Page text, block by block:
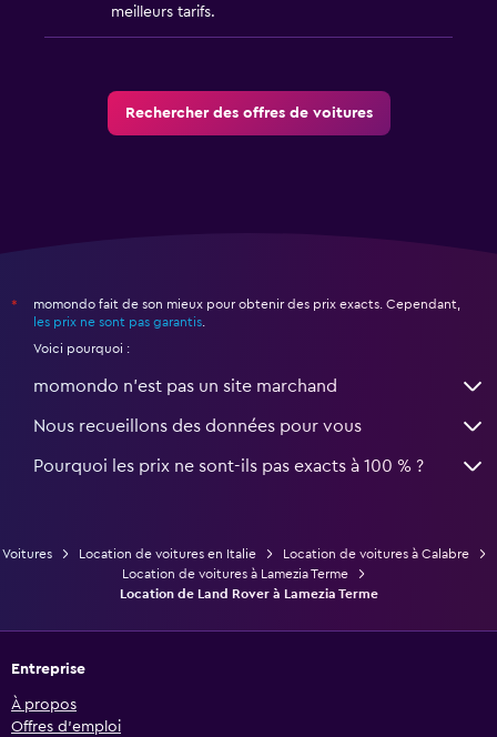
meilleurs tarifs.
Rechercher des offres de voitures
*
momondo fait de son mieux pour obtenir des prix exacts. Cependant,
les prix ne sont pas garantis
Voici pourquoi :
momondo n'est pas un site marchand
Nous recueillons des données pour vous
Pourquoi les prix ne sont-ils pas exacts à 100 % ?
Voitures Location de voitures en Italie
Location de voitures à Calabre
Location de voitures à Lamezia Terme
Location de Land Rover à Lamezia Terme
Entreprise
À propos
Offres d’emploi